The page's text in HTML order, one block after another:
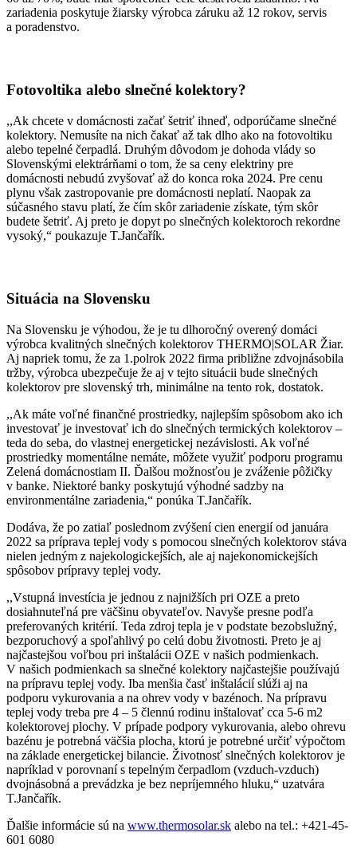
zariadenia poskytuje žiarsky výrobca záruku až 12 rokov, servis
a poradenstvo.
Fotovoltika alebo slnečné kolektory?
,,Ak chcete v domácnosti začať šetriť ihneď, odporúčame slnečné
kolektory. Nemusíte na nich čakať až tak dlho ako na fotovoltiku
alebo tepelné čerpadlá. Druhým dôvodom je dohoda vlády so
Slovenskými elektrárňami o tom, že sa ceny elektriny pre
domácnosti nebudú zvyšovať až do konca roka 2024. Pre cenu
plynu však zastropovanie pre domácnosti neplatí. Naopak za
súčasného stavu platí, že čím skôr zariadenie získate, tým skôr
budete šetriť. Aj preto je dopyt po slnečných kolektoroch rekordne
vysoký,“ poukazuje T.Jančařík.
Situácia na Slovensku
Na Slovensku je výhodou, že je tu dlhoročný overený domáci
výrobca kvalitných slnečných kolektorov THERMO|SOLAR Žiar.
Aj napriek tomu, že za 1.polrok 2022 firma približne zdvojnásobila
tržby, výrobca ubezpečuje že aj v tejto situácii bude slnečných
kolektorov pre slovenský trh, minimálne na tento rok, dostatok.
,,Ak máte voľné finančné prostriedky, najlepším spôsobom ako ich
investovať je investovať ich do slnečných termických kolektorov –
teda do seba, do vlastnej energetickej nezávislosti. Ak voľné
prostriedky momentálne nemáte, môžete využiť podporu programu
Zelená domácnostiam II. Ďalšou možnosťou je zváženie pôžičky
v banke. Niektoré banky poskytujú výhodné sadzby na
environmentálne zariadenia,“ ponúka T.Jančařík.
Dodáva, že po zatiaľ poslednom zvýšení cien energií od januára
2022 sa príprava teplej vody s pomocou slnečných kolektorov stáva
nielen jedným z najekologickejších, ale aj najekonomickejších
spôsobov prípravy teplej vody.
,,Vstupná investícia je jednou z najnižších pri OZE a preto
dosiahnuteľná pre väčšinu obyvateľov. Navyše presne podľa
preferovaných kritérií. Teda zdroj tepla je v podstate bezobslužný,
bezporuchový a spoľahlivý po celú dobu životnosti. Preto je aj
najčastejšou voľbou pri inštalácii OZE v našich podmienkach.
V našich podmienkach sa slnečné kolektory najčastejšie používajú
na prípravu teplej vody. Iba menšia časť inštalácií slúži aj na
podporu vykurovania a na ohrev vody v bazénoch. Na prípravu
teplej vody treba pre 4 – 5 člennú rodinu inštalovať cca 5-6 m2
kolektorovej plochy. V prípade podpory vykurovania, alebo ohrevu
bazénu je potrebná väčšia plocha, ktorú je potrebné určiť výpočtom
na základe energetickej bilancie. Životnosť slnečných kolektorov je
napríklad v porovnaní s tepelným čerpadlom (vzduch-vzduch)
dvojnásobná a prevádzka je bez nepríjemného hluku,“ uzatvára
T.Jančařík.
Ďalšie informácie sú na www.thermosolar.sk alebo na tel.: +421-45-
601 6080